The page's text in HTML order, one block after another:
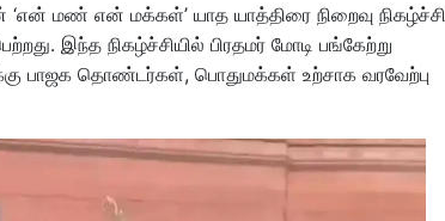
மண் என் மக்கள்’ யாத யாத்திரை நிறைவு நிகழ்ச்சி
இந்த நிகழ்ச்சியில் பிரதமர் மோடி பங்கேற்று
பாஜக தொண்டர்கள், பொதுமக்கள் உற்சாக வரவேற்பு